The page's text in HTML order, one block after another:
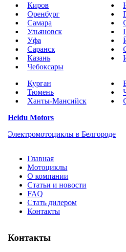
Киров
Оренбург
Самара
Ульяновск
Уфа
Саранск
Казань
Чебоксары
Курган
Тюмень
Ханты-Мансийск
Heidu Motors
Электромотоциклы в Белгороде
Главная
Мотоциклы
О компании
Статьи и новости
FAQ
Стать дилером
Контакты
Контакты